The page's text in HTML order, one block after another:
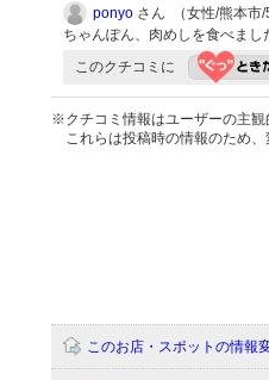
ponyo さん （女性/熊本市/
ちゃんぽん、肉めしを食べま
このクチコミに
※クチコミ情報はユーザーの主観
これらは投稿時の情報のため
このお店・スポットの情報